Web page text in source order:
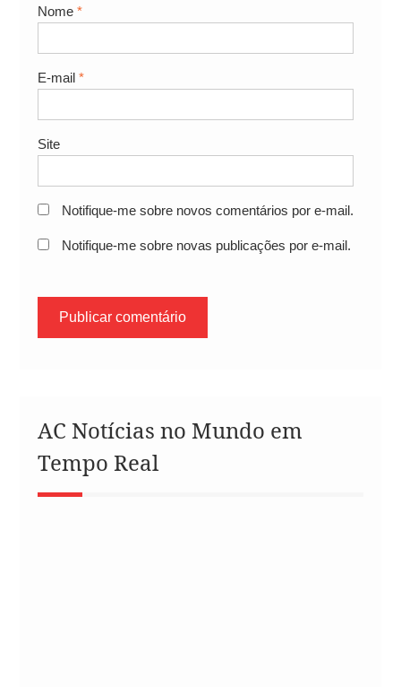
Nome *
E-mail *
Site
Notifique-me sobre novos comentários por e-mail.
Notifique-me sobre novas publicações por e-mail.
AC Notícias no Mundo em
Tempo Real